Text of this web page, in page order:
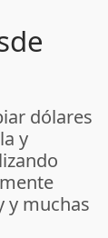
dólares
y
y muchas